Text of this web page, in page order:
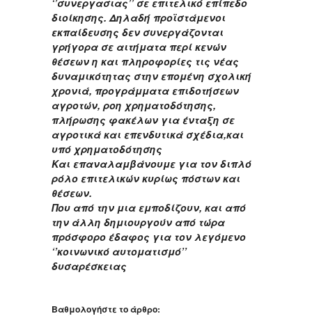
διοίκησης. Δηλαδή προϊστάμενοι
εκπαίδευσης δεν συνεργάζονται
γρήγορα σε αιτήματα περί κενών
θέσεων η και πληροφορίες τις νέας
δυναμικότητας στην επομένη σχολική
χρονιά, προγράμματα επιδοτήσεων
αγροτών, ροη χρηματοδότησης,
πλήρωσης φακέλων για ένταξη σε
αγροτικά και επενδυτικά σχέδια,και
υπό χρηματοδότησης
Και επαναλαμβάνουμε για τον διπλό
ρόλο επιτελικών κυρίως πόστων και
θέσεων.
Που από την μια εμποδίζουν, και από
την άλλη δημιουργούν από τώρα
πρόσφορο έδαφος για τον λεγόμενο
‘’κοινωνικό αυτοματισμό’’
δυσαρέσκειας
Βαθμολογήστε το άρθρο: